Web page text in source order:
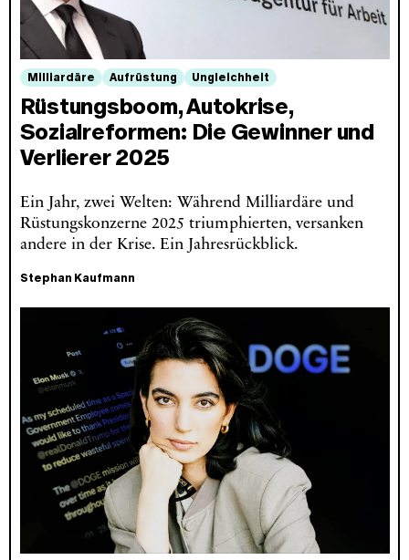
Milliardäre Aufrüstung Ungleichheit
Rüstungsboom, Autokrise,
Sozialreformen: Die Gewinner und
Verlierer 2025
Ein Jahr, zwei Welten: Während Milliardäre und
Rüstungskonzerne 2025 triumphierten, versanken
andere in der Krise. Ein Jahresrückblick.
Stephan Kaufmann